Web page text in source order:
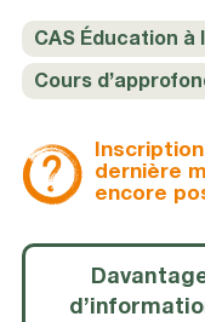
CAS Éducation à
Cours
dernière
encore